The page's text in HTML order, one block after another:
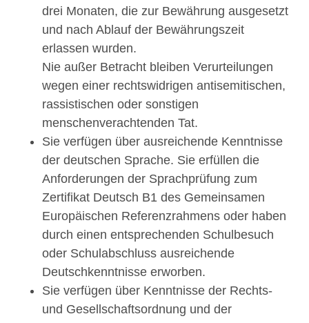
drei Monaten, die zur Bewährung ausgesetzt
und nach Ablauf der Bewährungszeit
erlassen wurden.
Nie außer Betracht bleiben Verurteilungen
wegen einer rechtswidrigen antisemitischen,
rassistischen oder sonstigen
menschenverachtenden Tat.
Sie verfügen über ausreichende Kenntnisse
der deutschen Sprache. Sie erfüllen die
Anforderungen der Sprachprüfung zum
Zertifikat Deutsch B1 des Gemeinsamen
Europäischen Referenzrahmens oder haben
durch einen entsprechenden Schulbesuch
oder Schulabschluss ausreichende
Deutschkenntnisse erworben.
Sie verfügen über Kenntnisse der Rechts-
und Gesellschaftsordnung und der